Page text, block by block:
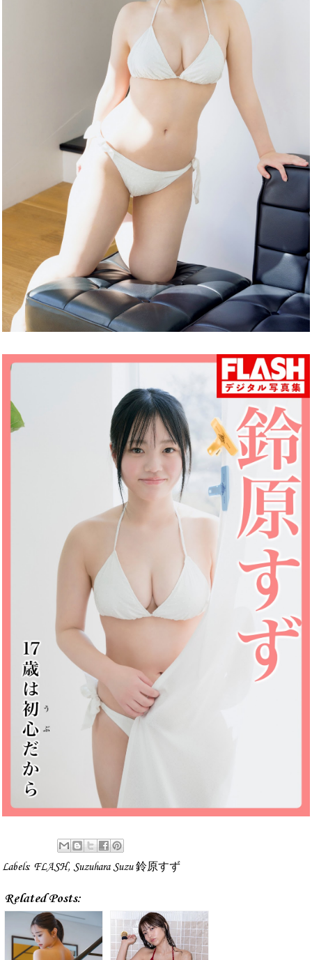
Labels: FLASH, Suzuhara Suzu 鈴原すず
Related Posts: